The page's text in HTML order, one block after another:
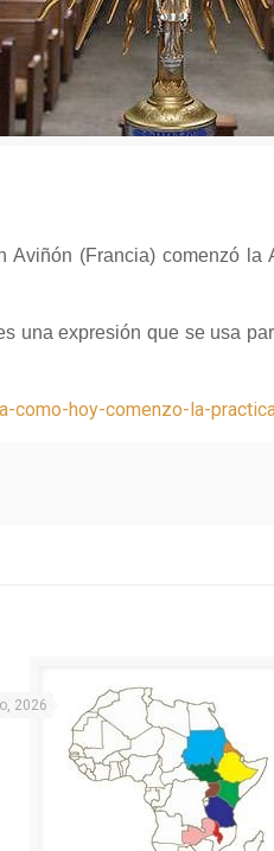
(Francia) comenzó la
una expresión que se usa
como-hoy-comenzo-la-
2026